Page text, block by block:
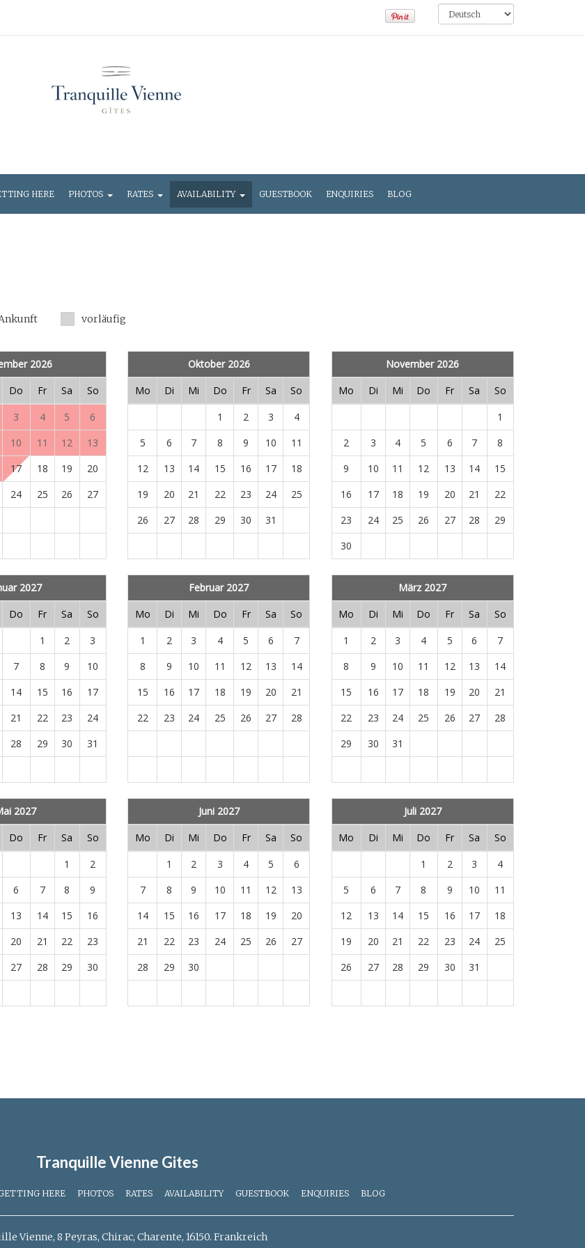
HERE PHOTOS RATES AVAILABILITY GUESTBOOK ENQUIRIES BLOG
vorläufig
2026
Do Fr Sa
So
3 4 5
6
10 11 12
13
17 18 19
20
24 25 26
27
Oktober 2026
Mo
Di Mi Do Fr Sa
So
1
2 3
4
5
6 7 8 9 10
11
12
13 14 15 16 17
18
19
20 21 22 23 24
25
26
27 28 29 30 31
November 2026
Mo
Di Mi Do Fr Sa
So
1
2
3 4 5 6 7
8
9
10 11 12 13 14
15
16
17 18 19 20 21
22
23
24 25 26 27 28
29
30
2027
Do Fr Sa
So
1
2
3
7 8 9
10
14 15 16
17
21 22 23
24
28 29 30 31
Februar 2027
Mo
Di Mi Do Fr Sa
So
1
2 3 4 5 6
7
8
9 10 11 12 13
14
15
16 17 18 19 20
21
22
23 24 25 26 27 28
März 2027
Mo
Di Mi Do Fr Sa
So
1
2 3 4 5 6
7
8
9 10 11 12 13
14
15
16 17 18 19 20
21
22
23 24 25 26 27
28
29
30 31
2027
Do Fr Sa
So
1
2
6 7 8
9
13 14 15
16
20 21 22
23
27 28 29
30
Juni 2027
Mo
Di Mi Do Fr Sa
So
1
2 3 4 5
6
7
8 9 10 11 12
13
14
15 16 17 18 19
20
21
22 23 24 25 26
27
28
29 30
Juli 2027
Mo
Di Mi Do Fr Sa
So
1
2 3
4
5
6 7 8 9 10
11
12
13 14 15 16 17
18
19
20 21 22 23 24
25
26
27 28 29 30 31
Tranquille Vienne Gites
HERE PHOTOS RATES AVAILABILITY GUESTBOOK ENQUIRIES BLOG
Vienne, 8 Peyras, Chirac, Charente, 16150. Frankreich